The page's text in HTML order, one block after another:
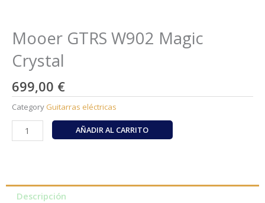
Mooer GTRS W902 Magic
Crystal
699,00 €
Category Guitarras eléctricas
Mooer
GTRS
cantidad
AÑADIR AL CARRITO
Descripción